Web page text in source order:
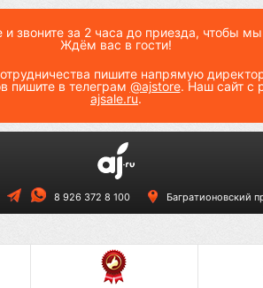
звоните за 2 часа до приезда, чтобы
Ждём вас в гости!
пишите напрямую
пишите в телеграм @ajstore. Наш сайт с
ajsale.ru.
8 926 372 8 100 Багратионовский